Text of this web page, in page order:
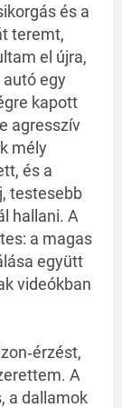
és a
teremt,
el újra,
autó egy
kapott
agresszív
mély
és a
testesebb
hallani. A
a magas
együtt
videókban
A
a dallamok